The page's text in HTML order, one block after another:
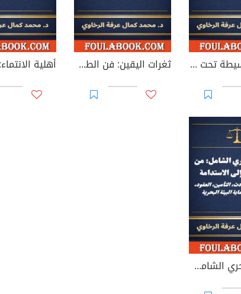
الجرائم البسيطة تحت المجهر: دراسة مقارنة بين مصر والجزائر وفرنسا ثغرات اليقين: فن الطعن في الإجراءات والدفوع الجنائية
القانون البحري الشامل: من المسؤولية إلى الاستدامة